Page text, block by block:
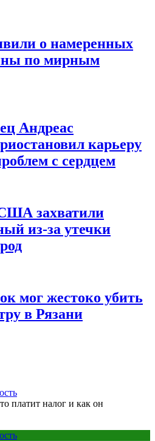
о намеренных
по мирным
Андреас
карьеру
с сердцем
захватили
из-за утечки
мог жестоко убить
в Рязани
платит налог и как он